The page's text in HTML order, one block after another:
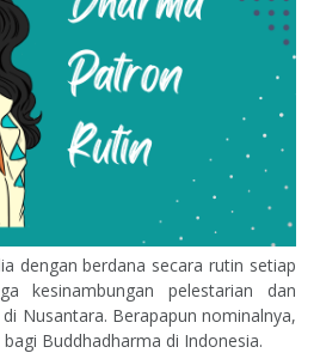
dengan berdana secara rutin setiap
kesinambungan pelestarian dan
Nusantara. Berapapun nominalnya,
Buddhadharma di Indonesia.